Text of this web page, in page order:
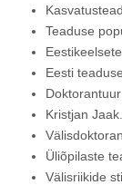
Teaduse
Eesti
Kristjan Jaak.
Üliõpilaste
Välisriikide